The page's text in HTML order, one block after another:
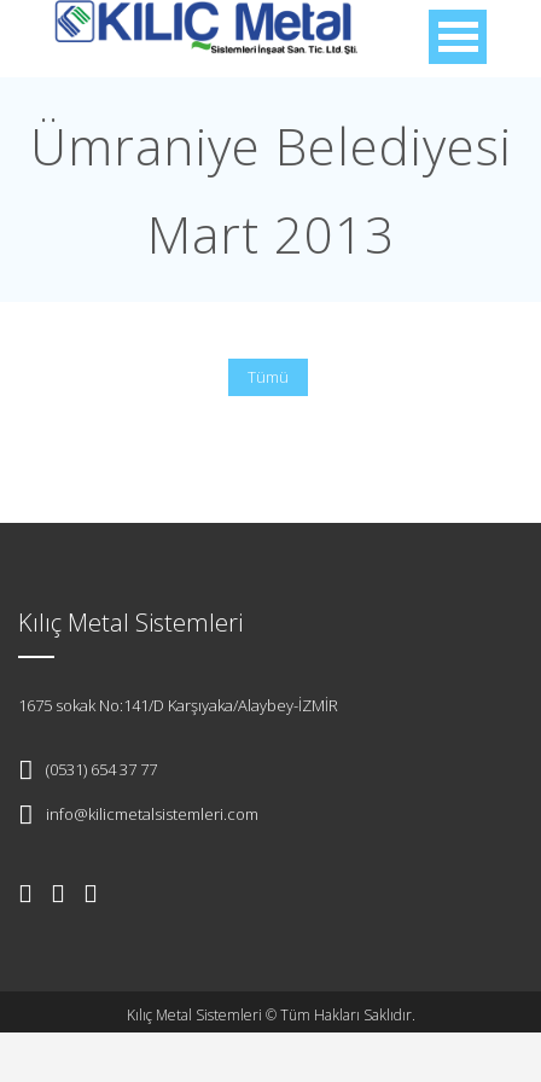
Ümraniye Belediyesi
Mart 2013
Tümü
Kılıç Metal Sistemleri
1675 sokak No:141/D Karşıyaka/Alaybey-İZMİR
(0531) 654 37 77
info@kilicmetalsistemleri.com
Kılıç Metal Sistemleri © Tüm Hakları Saklıdır.